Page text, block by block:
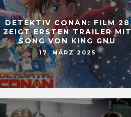
DETEKTIV CONAN: FILM 28
ZEIGT ERSTEN TRAILER MIT
SONG VON KING GNU
17. MÄRZ 2025